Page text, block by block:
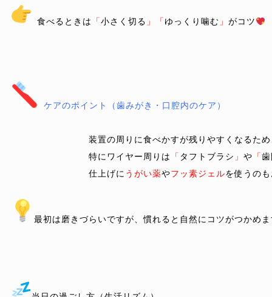
食べるときは 「小さく切る 」「 ゆっくり噛む 」 がコツ
装置の周りに食べかすが残りやすくなるた
		特にワイヤー周りは
「 タフトブラシ 」 や 「
		仕上げに
うがい薬やフッ素ジェルを使うの
最初は磨きづらいですが、慣れると自然にコツがつかめ